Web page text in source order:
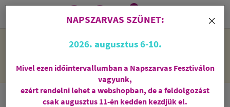
NAPSZARVAS SZÜNET: 2026. augusztus 6-10 - rendelni lehet
feldolgozni őket.
i
0
×
NAPSZARVAS SZÜNET:
2026. augusztus 6-10.
Mivel ezen időintervallumban a Napszarvas Fesztiválon
vagyunk,
ezért rendelni lehet a webshopban, de a feldolgozást
csak augusztus 11-én kedden kezdjük el.